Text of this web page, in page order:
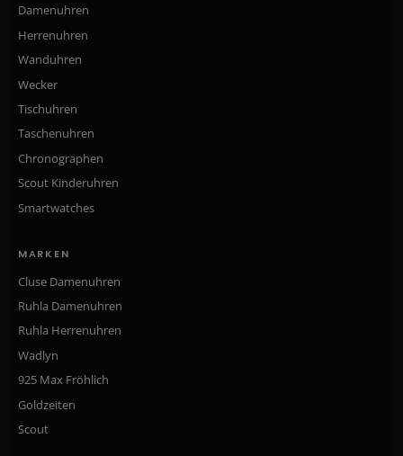
Damenuhren
Herrenuhren
Wanduhren
Wecker
Tischuhren
Taschenuhren
Chronographen
Scout Kinderuhren
Smartwatches
MARKEN
Cluse Damenuhren
Ruhla Damenuhren
Ruhla Herrenuhren
Wadlyn
925 Max Fröhlich
Goldzeiten
Scout